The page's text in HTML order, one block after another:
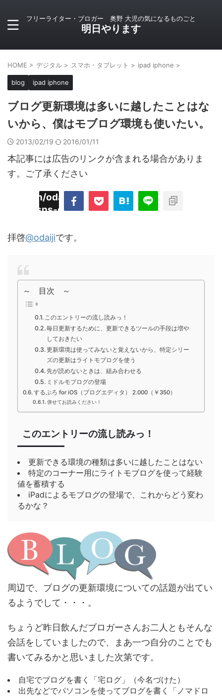
フリーライター・ブロガー 奥野 大児の気になるものごと
明日やります
HOME > デジタル > スマホ・タブレット > ipad iphone >
blog ipad iphone
ブログ更新環境は多いに越したことはな
いから、僕はモブログ環境も使いたい。
2013/02/19 2016/01/11
本記事には広告のリンクが含まれる場合がありま
す。ご了承ください
odaiji.com/public_html/blog/wp-
sns-count-cache/sns-count-
拝啓@odaijiです。
～ 目次 ～
このエントリーの流し読みっ！
毎日更新するために、更新できるツールの手段は増や
しておきたい
更新環境は使ってみないと覚えないから、特定シリー
ズの更新はライトモブログを使う
先が読めないときは、組み合わせる
ミドルモブログの登場
するぷろ for iOS（ブログエディタ） 2.000（￥350）
併せてお読みください！
このエントリーの流し読みっ！
更新できる環境の種類は多いに越したことはない
特定のコーナー用にライトモブログを使って経験
値を蓄積する
iPadによるモブログの登場で、これからどう変わ
るかな？
周辺で、ブログの更新環境についての話題が出てい
るようでして・・・。
ちょうど昨日飲んだブロガーさんお二人ともそんな
会話をしていましたので、まあ一つ自分のことでも
書いてみるかと思いました次第です。
自宅でブログを書く「宅ログ」（今名づけた）
出先などでパソコンを使ってブログを書く「ノマドロ